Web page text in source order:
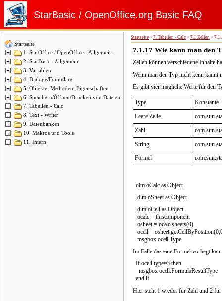
StarBasic / OpenOffice.org Basic FAQ
Startseite
1. StarOffice / OpenOffice - Allgemein
2. StarBasic - Allgemein
3. Variablen
4. Dialoge/Formulare
5. Objekte, Methoden, Eigenschaften
6. Speichern/Öffnen/Drucken von Dateien
7. Tabellen - Calc
8. Text - Writer
9. Datenbanken
10. Makros und Tools
11. Intern
Startseite > 7. Tabellen - Calc > 7.1 Zellen >
7.1.17 Wie kann man den
Zellen können verschiedene Inhalte
Wenn man den Typ nicht kenn kannt
Es gibt vier mögliche Werte für den
Type
Konstante
Leere Zelle
Zahl
String
Formel
dim oCalc as Object
dim oSheet as Object
dim oCell as Object
ocalc = thiscomponent
osheet = ocalc.sheets(0)
ocell =
msgbox ocell.Type
Im Falle das eine Formel vorliegt
If ocell.type=3 then
msgbox ocell.FormulaResultType
end if
Hier steht 1 wieder für Zahl und 2 für